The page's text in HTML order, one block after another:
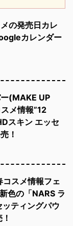
の発売日カレ
カレンダー
(MAKE UP
メ情報”12
スキン エッセ
！
スメ情報フェ
色の「NARS ラ
ティングパウ